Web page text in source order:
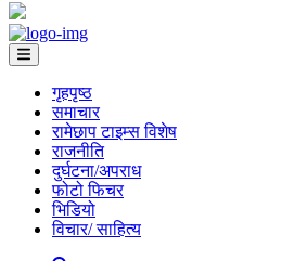
गृहपृष्‍ठ
समाचार
रामेछाप टाइम्स विशेष
राजनीति
दुर्घटना/अपराध
फोटो फिचर
भिडियो
विचार/ साहित्य